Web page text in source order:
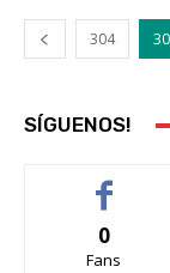
304
SÍGUENOS!
0
Fans